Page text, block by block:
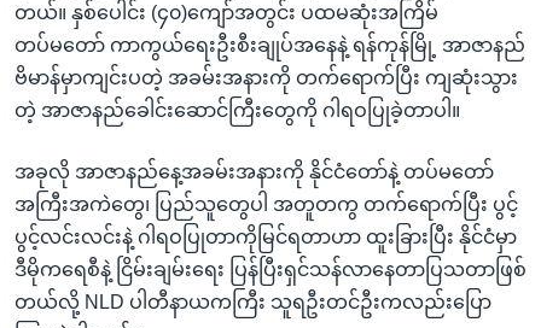
ကျော်
ရန်
တယ်။ နှစ်ပေါင်း (၄၀)ကျော်အတွင်း ပထမဆုံးအကြိမ်
တပ်မတော် ကာကွယ်ရေးဦးစီးချုပ်အနေနဲ့ ရန်ကုန်မြို့ အာဇာနည်
ဗိမာန်မှာကျင်းပတဲ့ အခမ်းအနားကို တက်ရောက်ပြီး ကျဆုံးသွား
တဲ့ အာဇာနည်ခေါင်းဆောင်ကြီးတွေကို ဂါရဝပြုခဲ့တာပါ။
အခုလို အာဇာနည်နေ့အခမ်းအနားကို နိုင်ငံတော်နဲ့ တပ်မတော်
အကြီးအကဲတွေ၊ ပြည်သူတွေပါ အတူတကွ တက်ရောက်ပြီး ပွင့်
ပွင့်လင်းလင်းနဲ့ ဂါရဝပြုတာကိုမြင်ရတာဟာ ထူးခြားပြီး နိုင်ငံမှာ
ဒီမိုကရေစီနဲ့ ငြိမ်းချမ်းရေး ပြန်ပြီးရှင်သန်လာနေတာပြသတာဖြစ်
တယ်လို့ NLD ပါတီနာယကကြီး သူရဦးတင်ဦးကလည်းပြော